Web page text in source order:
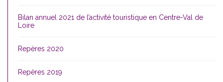
Bilan annuel 2021 de l’activité touristique en Centre-Val de
Loire
Repères 2020
Repères 2019